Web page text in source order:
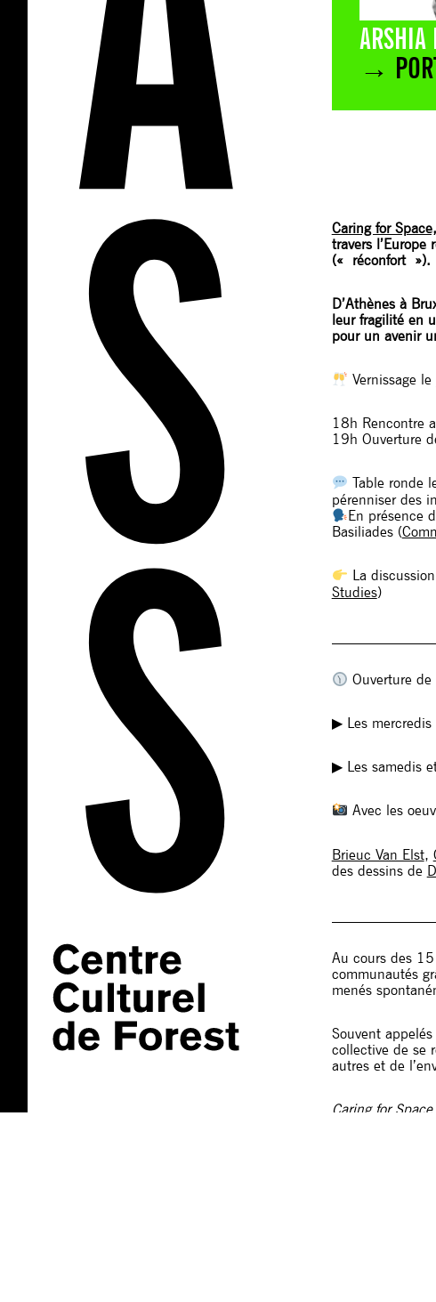
ARSHIA
→
Caring for
travers
(« réconfort »).
D’Athènes à
leur fragilité en
pour un avenir
Vernissage
18h Rencontre
19h Ouverture
Table ronde
pérenniser des
En présence
Basiliades (
La
Studies)
Ouverture
▶︎ Les
▶︎ Les samedis
Avec les
Brieuc Van Elst,
des dessins de
Au cours des
communautés
menés
Souvent
collective de se
autres et de
Caring for